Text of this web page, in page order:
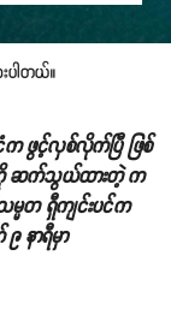
ပါတယ်။
ဖွင့်လှစ်လိုက်ပြီ ဖြစ်
ကို ဆက်သွယ်ထားတဲ့ က
မတ ရှီကျင်းပင်က
နာရီမှာ